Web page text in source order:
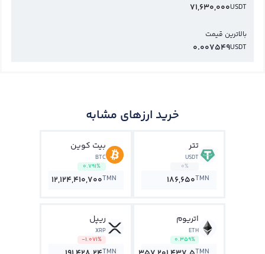
USDT
71,630,000
بالاترین قیمت
USDT
0.007549
خرید ارزهای مشابه
تتر
USDT
0%
186,650TMN
بیت کوین
BTC
0.791%
12,124,410,700TMN
اتریوم
ETH
0.359%
ریپل
XRP
-1.071%